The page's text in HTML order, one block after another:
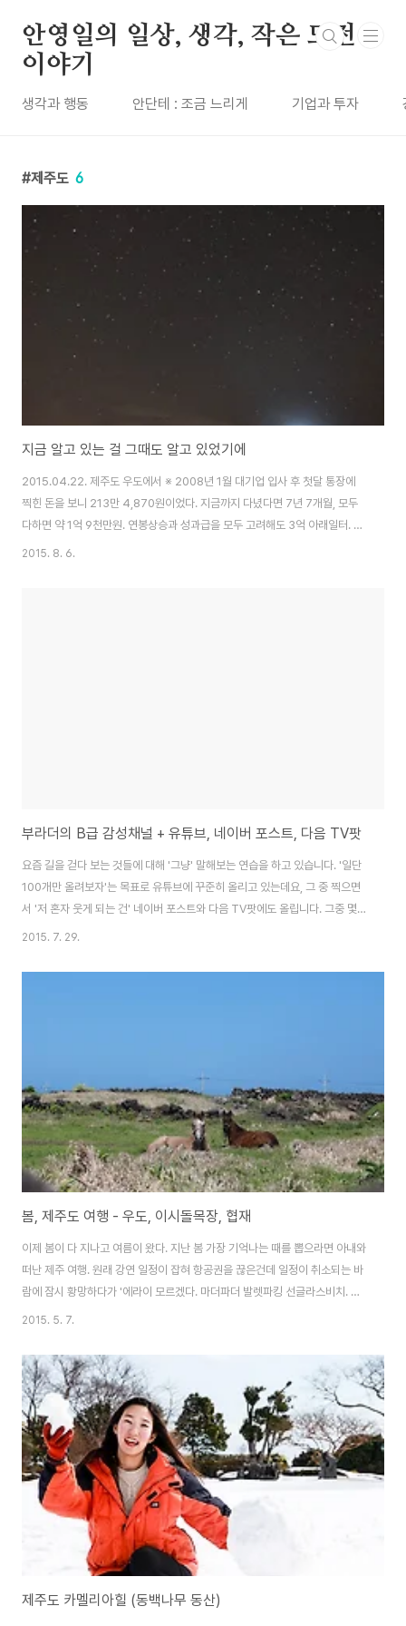
안영일의 일상, 생각, 작은 도전
이야기
생각과 행동 안단테 : 조금 느리게 기업과 투자
제주도 6
지금 알고 있는 걸 그때도 알고 있었기에
2015.04.22. 제주도 우도에서 ※ 2008년 1월 대기업 입사 후 첫달 통장에
찍힌 돈을 보니 213만 4,870원이었다. 지금까지 다녔다면 7년 7개월, 모두
다하면 약 1억 9천만원. 연봉상승과 성과급을 모두 고려해도 3억 아래일터. ※
2008년 당시 서울에 살기 위한 원룸 대출 3,000만원 매달 원리금 100만원
2015. 8. 6.
부라더의 B급 감성채널 + 유튜브, 네이버 포스트, 다음 TV팟
요즘 길을 걷다 보는 것들에 대해 '그냥' 말해보는 연습을 하고 있습니다. '일단
100개만 올려보자'는 목표로 유튜브에 꾸준히 올리고 있는데요, 그 중 찍으면
서 '저 혼자 웃게 되는 건' 네이버 포스트와 다음 TV팟에도 올립니다. 그중 몇
편을 공유합니다. ※ 부라더의 B급 감성채널 네이버 포스트:
https://www.youtube.com/channel/UCZ3vWvJ-
2015. 7. 29.
봄, 제주도 여행 - 우도, 이시돌목장, 협재
이제 봄이 다 지나고 여름이 왔다. 지난 봄 가장 기억나는 때를 뽑으라면 아내와
떠난 제주 여행. 원래 강연 일정이 잡혀 항공권을 끊은건데 일정이 취소되는 바
람에 잠시 황망하다가 '에라이 모르겠다. 마더파더 발렛파킹 선글라스비치. 그
냥 가자.'며 떠난 여행이었다. 우리나라에서 본 중 가장 많은 별을 바라보며 황
협재 해변 ※ 깊이있게 놀자대담하게 하자 자기답게 살자 우리는 보다 자연스럽
고 인간적인 세상을 디자인합니다. www.DreamChallengeGroup.com
공인 프레지 전문가 DCG는 프레지 본사로부터 신뢰성을 인증받은 독립 프레
지 전문가 집단입니다.세계적 수준의 스토리텔링, 프레지 교육 그리고 주밍 프
레젠테이션..
2015. 5. 7.
제주도 카멜리아힐 (동백나무 동산)